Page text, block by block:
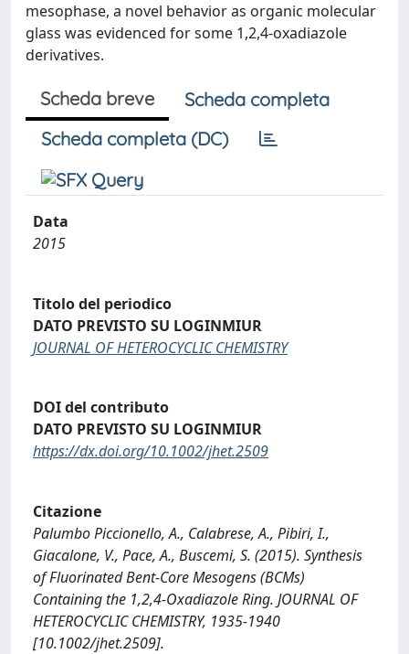
mesophase, a novel behavior as organic molecular
glass was evidenced for some 1,2,4-oxadiazole
derivatives.
Scheda breve
Scheda completa
Scheda completa (DC)
Data
2015
Titolo del periodico
DATO PREVISTO SU LOGINMIUR
JOURNAL OF HETEROCYCLIC CHEMISTRY
DOI del contributo
DATO PREVISTO SU LOGINMIUR
https://dx.doi.org/10.1002/jhet.2509
Citazione
Palumbo Piccionello, A., Calabrese, A., Pibiri, I.,
Giacalone, V., Pace, A., Buscemi, S. (2015). Synthesis
of Fluorinated Bent-Core Mesogens (BCMs)
Containing the 1,2,4-Oxadiazole Ring. JOURNAL OF
HETEROCYCLIC CHEMISTRY, 1935-1940
[10.1002/jhet.2509].